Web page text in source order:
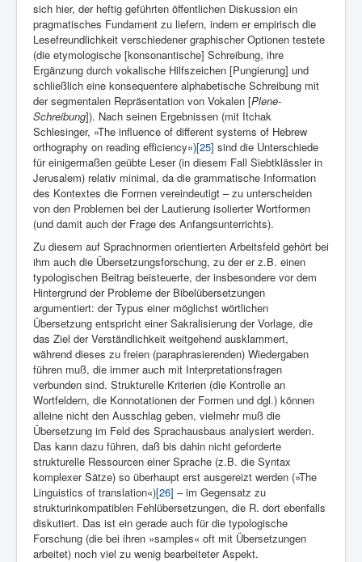
sich hier, der heftig geführten öffentlichen Diskussion ein
pragmatisches Fundament zu liefern, indem er empirisch die
Lesefreundlichkeit verschiedener graphischer Optionen testete
(die etymologische [konsonantische] Schreibung, ihre
Ergänzung durch vokalische Hilfszeichen [Pungierung] und
schließlich eine konsequentere alphabetische Schreibung mit
der segmentalen Repräsentation von Vokalen [Plene-
Schreibung]). Nach seinen Ergebnissen (mit Itchak
Schlesinger, »The influence of different systems of Hebrew
orthography on reading efficiency«)[25] sind die Unterschiede
für einigermaßen geübte Leser (in diesem Fall Siebtklässler in
Jerusalem) relativ minimal, da die grammatische Information
des Kontextes die Formen vereindeutigt – zu unterscheiden
von den Problemen bei der Lautierung isolierter Wortformen
(und damit auch der Frage des Anfangsunterrichts).
Zu diesem auf Sprachnormen orientierten Arbeitsfeld gehört bei
ihm auch die Übersetzungsforschung, zu der er z.B. einen
typologischen Beitrag beisteuerte, der insbesondere vor dem
Hintergrund der Probleme der Bibelübersetzungen
argumentiert: der Typus einer möglichst wörtlichen
Übersetzung entspricht einer Sakralisierung der Vorlage, die
das Ziel der Verständlichkeit weitgehend ausklammert,
während dieses zu freien (paraphrasierenden) Wiedergaben
führen muß, die immer auch mit Interpretationsfragen
verbunden sind. Strukturelle Kriterien (die Kontrolle an
Wortfeldern, die Konnotationen der Formen und dgl.) können
alleine nicht den Ausschlag geben, vielmehr muß die
Übersetzung im Feld des Sprachausbaus analysiert werden.
Das kann dazu führen, daß bis dahin nicht geforderte
strukturelle Ressourcen einer Sprache (z.B. die Syntax
komplexer Sätze) so überhaupt erst ausgereizt werden (»The
Linguistics of translation«)[26] – im Gegensatz zu
strukturinkompatiblen Fehlübersetzungen, die R. dort ebenfalls
diskutiert. Das ist ein gerade auch für die typologische
Forschung (die bei ihren »samples« oft mit Übersetzungen
arbeitet) noch viel zu wenig bearbeiteter Aspekt.